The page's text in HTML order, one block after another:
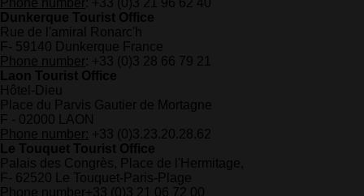
Phone number: +33 (0)3 21 96 62 40
Dunkerque Tourist Office
Rue de l'amiral Ronarc'h
F- 59140 Dunkerque France
Phone number: +33 (0)3 28 66 79 21
Laon Tourist Office
Hôtel-Dieu
Place du Parvis Gautier de Mortagne
F - 02000 LAON
Phone number: +33 (0)3.23.20.28.62
Le Touquet Tourist Office
Palais des Congrès, Place de l'Hermitage,
F- 62520 Le Touquet-Paris-Plage
Phone number+33 (0)3 21 06 72 00